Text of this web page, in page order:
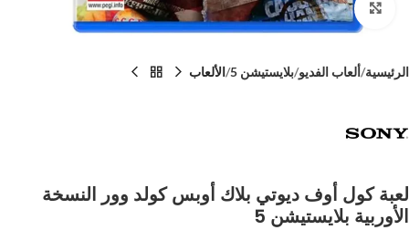
Click to enlarge
الرئيسية ألعاب الفديو بلايستيشن 5 الألعاب
لعبة كول أوف ديوتي بلاك أوبس كولد وور النسخة
الأوربية بلايستيشن 5